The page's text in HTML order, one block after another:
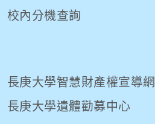
校內分機查詢
長庚大學智慧財產權宣導網
長庚大學遺體勸募中心